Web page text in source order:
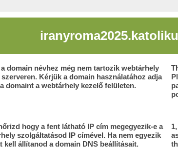
domain névhez még nem tartozik webtárhely
szerveren. Kérjük a domain használatához adja
domaint a webtárhely kezelő felületen.
hogy a fent látható IP cím megegyezik-e a
szolgáltatásod IP címével. Ha nem egyezik
kell állítanod a domain DNS beállításait.